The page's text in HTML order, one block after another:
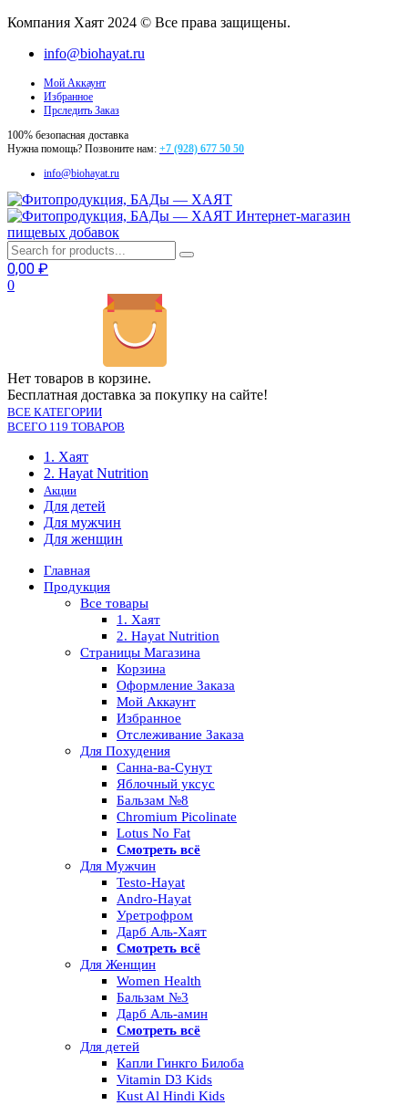
Компания Хаят 2024 © Все права защищены.
info@biohayat.ru
Мой Аккаунт
Избранное
Прследить Заказ
100% безопасная доставка
Нужна помощь? Позвоните нам: +7 (928) 677 50 50
info@biohayat.ru
Интернет-магазин
пищевых добавок
0,00 ₽
0
Нет товаров в корзине.
Бесплатная доставка за покупку на сайте!
ВСЕ КАТЕГОРИИ
ВСЕГО 119 ТОВАРОВ
1. Хаят
2. Hayat Nutrition
Акции
Для детей
Для мужчин
Для женщин
Главная
Продукция
Все товары
1. Хаят
2. Hayat Nutrition
Страницы Магазина
Корзина
Оформление Заказа
Мой Аккаунт
Избранное
Отслеживание Заказа
Для Похудения
Санна-ва-Сунут
Яблочный уксус
Бальзам №8
Chromium Picolinate
Lotus No Fat
Смотреть всё
Для Мужчин
Testo-Hayat
Andro-Hayat
Уретрофром
Дарб Аль-Хаят
Смотреть всё
Для Женщин
Women Health
Бальзам №3
Дарб Аль-амин
Смотреть всё
Для детей
Капли Гинкго Билоба
Vitamin D3 Kids
Kust Al Hindi Kids